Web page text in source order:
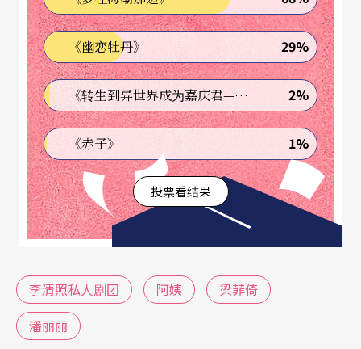
电击棒刺激，以便三不五时从气厥的昏迷中惊醒。
为了完成传宗接代的心愿，她强迫两个儿子（一个
同性恋阿杰、一个是双性人阿荣──由女演员王世
纬饰演）接受她安排的两位媳妇（两个不能说话的
充气娃娃），并不时教导夫妻床第须知。舞蹈老师
阿龙是阿杰的情人，也是阿姨的指定接班人，但一
直承受著家庭压力。剧终前，儿子们发现所谓的阿
姨，原来是廿年前抛妻弃子去变性的父亲（幸好都
留著那根屌），他们淡淡地与母亲告别。母亲一面
情绪崩溃，一面将被遗弃的充气娃娃装入垃圾袋，
赶丢给垃圾车，却在音乐歌声中，迎接被电击棒击
昏的父亲所生下的所谓的孙子（纸板婴儿）。
《幽恋牡丹》 29%
《转生到异世界成为嘉庆君—发现我的祖先是诈骗集团!?》 2%
《赤子》 1%
投票看结果
李清照私人剧团 阿姨
梁菲倚
潘丽丽